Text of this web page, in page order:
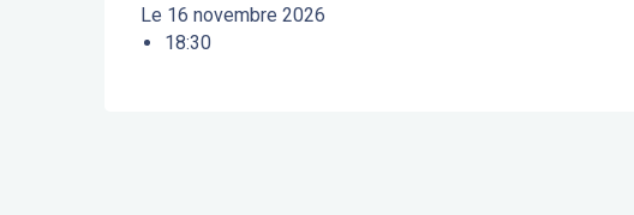
Le 16 novembre 2026
18:30